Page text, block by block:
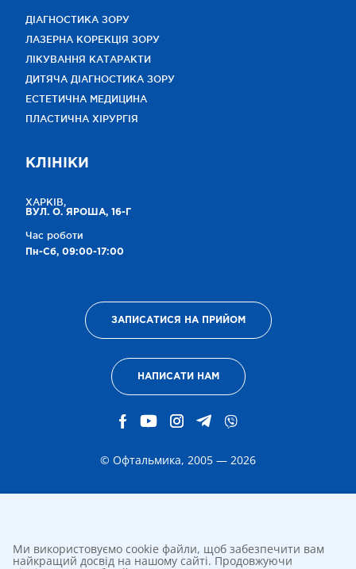
ДІАГНОСТИКА ЗОРУ
ЛАЗЕРНА КОРЕКЦІЯ ЗОРУ
ЛІКУВАННЯ КАТАРАКТИ
ДИТЯЧА ДІАГНОСТИКА ЗОРУ
ЕСТЕТИЧНА МЕДИЦИНА
ПЛАСТИЧНА ХІРУРГІЯ
КЛІНІКИ
ХАРКІВ,
ВУЛ. О. ЯРОША, 16-Г
Час роботи
Пн-Сб, 09:00-17:00
ЗАПИСАТИСЯ НА ПРИЙОМ
НАПИСАТИ НАМ
© Офтальмика, 2005 — 2026
Ми використовуємо cookie файли, щоб забезпечити вам
найкращий досвід на нашому сайті. Продовжуючи